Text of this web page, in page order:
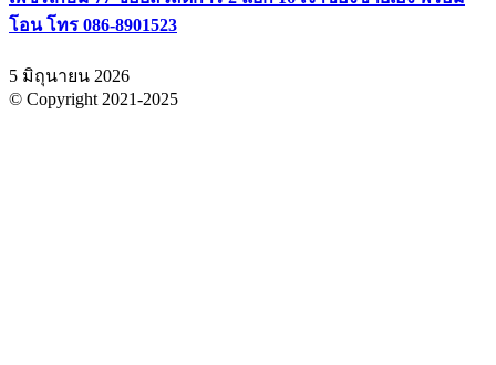
โอน โทร 086-8901523
5 มิถุนายน 2026
© Copyright 2021-2025